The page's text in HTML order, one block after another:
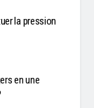
la pression
en une